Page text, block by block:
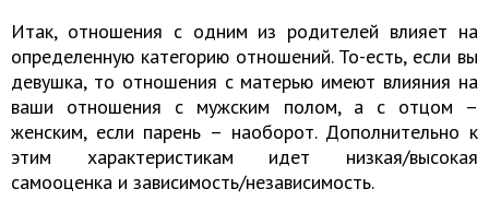
Итак, отношения с одним из родителей влияет на
определенную категорию отношений. То-есть, если вы
девушка, то отношения с матерью имеют влияния на
ваши отношения с мужским полом, а с отцом –
женским, если парень – наоборот. Дополнительно к
этим характеристикам идет низкая/высокая
самооценка и зависимость/независимость.